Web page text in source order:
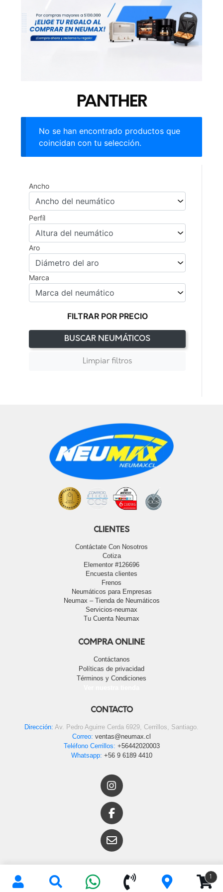
PANTHER
No se han encontrado productos que
coincidan con tu selección.
Ancho
Perfíl
Aro
Marca
FILTRAR POR PRECIO
BUSCAR NEUMÁTICOS
Limpiar filtros
CLIENTES
Contáctate Con Nosotros
Cotiza
Elementor #126696
Encuesta clientes
Frenos
Neumáticos para Empresas
Neumax – Tienda de Neumáticos
Servicios-neumax
Tu Cuenta Neumax
COMPRA ONLINE
Contáctanos
Políticas de privacidad
Términos y Condiciones
CONTACTO
Dirección: Av. Pedro Aguirre Cerda 6929, Cerrillos, Santiago.
Correo: ventas@neumax.cl
Teléfono Cerrillos: +56442020003
Whatsapp: +56 9 6189 4410
1